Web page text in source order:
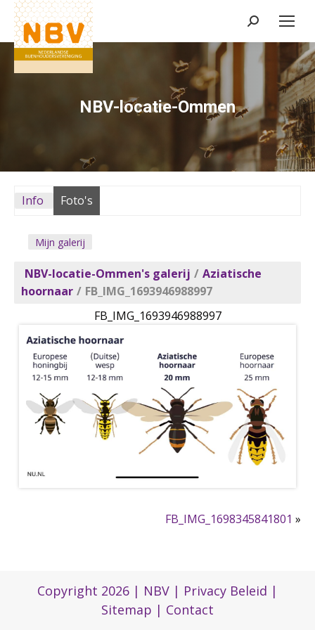
Zoeken:
NBV-locatie-Ommen
Info Foto's
Mijn galerij
NBV-locatie-Ommen's galerij / Aziatische
hoornaar / FB_IMG_1693946988997
FB_IMG_1693946988997
FB_IMG_1698345841801 »
Copyright 2026 | NBV | Privacy Beleid |
Sitemap | Contact